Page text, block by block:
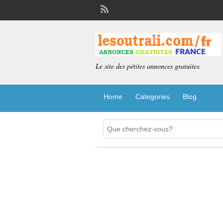
Le site des pétites annonces gratuites.
Home Categories Blog